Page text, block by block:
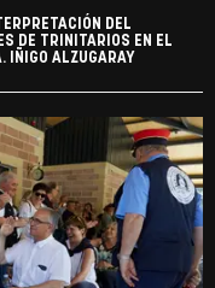
DEL
DE TRINITARIOS EN EL
IÑIGO ALZUGARAY